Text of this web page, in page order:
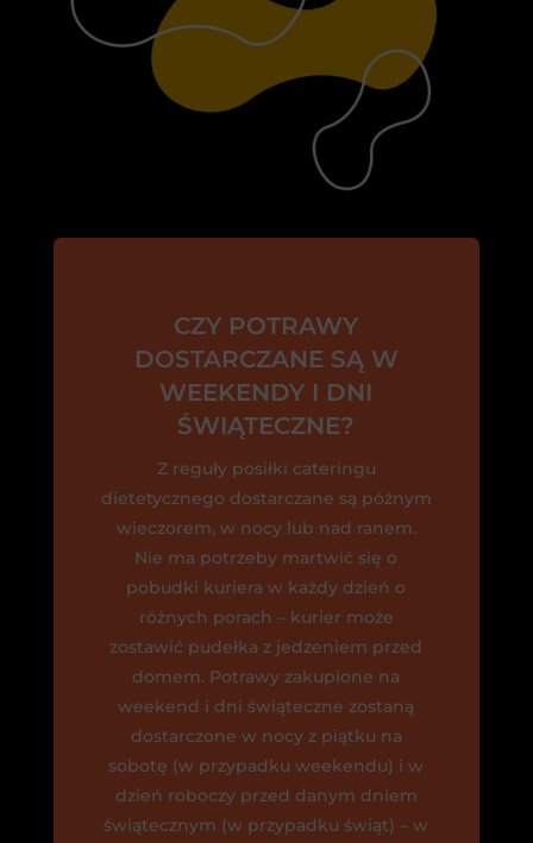
CZY POTRAWY
DOSTARCZANE SĄ W
WEEKENDY I DNI
ŚWIĄTECZNE?
Z reguły posiłki cateringu
dietetycznego dostarczane są późnym
wieczorem, w nocy lub nad ranem.
Nie ma potrzeby martwić się o
pobudki kuriera w każdy dzień o
różnych porach – kurier może
zostawić pudełka z jedzeniem przed
domem. Potrawy zakupione na
weekend i dni świąteczne zostaną
dostarczone w nocy z piątku na
sobotę (w przypadku weekendu) i w
dzień roboczy przed danym dniem
świątecznym (w przypadku świąt) – w